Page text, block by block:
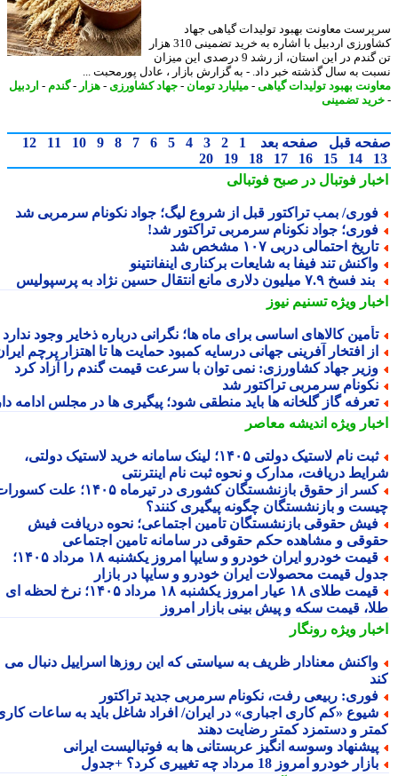
معاونت بهبود تولیدات گیاهی جهاد
کشاورزی اردبیل با اشاره به خرید تضمینی 310 هزار
تن گندم در این استان، از رشد 9 درصدی این میزان
به سال گذشته خبر داد. - به گزارش بازار ، عادل پورمحبت ...
بهبود تولیدات گیاهی-میلیارد تومان-جهاد کشاورزی- هزار - گندم-اردبیل
تضمینی
قبل صفحه بعد 1
2
3
4
5
6
7
8
9
10
11
12
14
15
16
17
18
19
20
فوتبال در صبح فوتبالی
بمب تراکتور قبل از شروع لیگ؛ جواد نکونام سرمربی شد
جواد نکونام سرمربی تراکتور شد!
احتمالی دربی ۱۰۷ مشخص شد
تند فیفا به شایعات برکناری اینفانتینو
۷.۹ میلیون دلاری مانع انتقال حسین نژاد به پرسپولیس
ویژهتسنیم نیوز
کالاهای اساسی برای ماه ها؛ نگرانی درباره ذخایر وجود ندارد
افتخار آفرینی جهانی درسایه کمبود حمایت ها تا اهتزار پرچم ایران
جهاد کشاورزی: نمی توان با سرعت قیمت گندم را آزاد کرد
سرمربی تراکتور شد
گاز گلخانه ها باید منطقی شود؛ پیگیری ها در مجلس ادامه دارد
ویژهاندیشه معاصر
ثبت نام لاستیک دولتی ۱۴۰۵؛ لینک سامانه خرید لاستیک دولتی،
دریافت، مدارک و نحوه ثبت نام اینترنتی
کسر از حقوق بازنشستگان کشوری در تیرماه ۱۴۰۵؛ علت کسورات
و بازنشستگان چگونه پیگیری کنند؟
حقوقی بازنشستگان تامین اجتماعی؛ نحوه دریافت فیش
و مشاهده حکم حقوقی در سامانه تامین اجتماعی
قیمت خودرو ایران خودرو و سایپا امروز یکشنبه ۱۸ مرداد ۱۴۰۵؛
قیمت محصولات ایران خودرو و سایپا در بازار
قیمت طلای ۱۸ عیار امروز یکشنبه ۱۸ مرداد ۱۴۰۵؛ نرخ لحظه ای
قیمت سکه و پیش بینی بازار امروز
ویژهرونگار
معنادار ظریف به سیاستی که این روزها اسراییل دنبال می
ربیعی رفت، نکونام سرمربی جدید تراکتور
«کم کاری اجباری» در ایران/ افراد شاغل باید به ساعات کاری
و دستمزد کمتر رضایت دهند
وسوسه انگیز عربستانی ها به فوتبالیست ایرانی
خودرو امروز 18 مرداد چه تغییری کرد؟ +جدول